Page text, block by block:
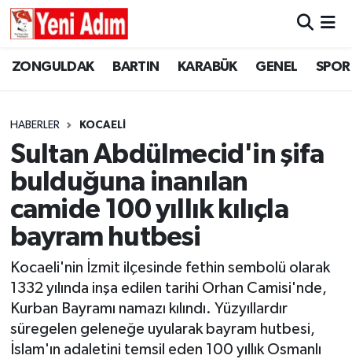
ZONGULDAK BARTIN KARABÜK GENEL SPOR
HABERLER KOCAELİ
Sultan Abdülmecid'in şifa
bulduğuna inanılan
camide 100 yıllık kılıçla
bayram hutbesi
Kocaeli'nin İzmit ilçesinde fethin sembolü olarak
1332 yılında inşa edilen tarihi Orhan Camisi'nde,
Kurban Bayramı namazı kılındı. Yüzyıllardır
süregelen geleneğe uyularak bayram hutbesi,
İslam'ın adaletini temsil eden 100 yıllık Osmanlı
ZONGULDAK
GÜNCEL
SİYASET
RESMİ İLAN
ZONGULDAK
GENEL
SPOR
SİYASET
SAĞLIK
GÜNCEL
Zonguldak Hava Durumu
Süper Lig Puan Durumu ve Fikstür
Tüm Manşetler
Son Dakika Haberleri
Haber Arşivi